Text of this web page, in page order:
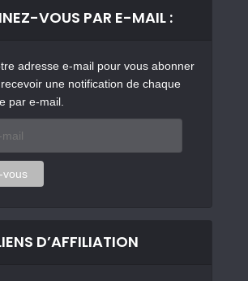
VOUS PAR E-MAIL :
adresse e-mail pour vous abonner
une notification de chaque
par e-mail.
vous
D’AFFILIATION